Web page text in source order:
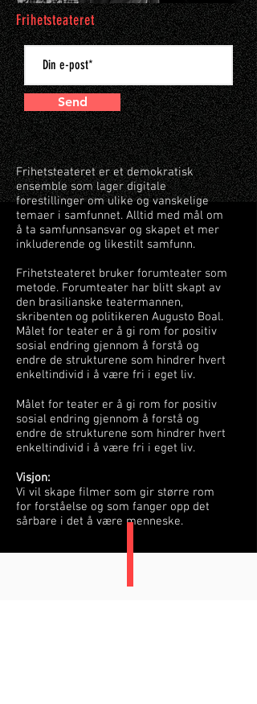
Frihetsteateret
Frihetsteateret er et demokratisk
ensemble som lager digitale
forestillinger om ulike og vanskelige
temaer i samfunnet. Alltid med mål om
å ta samfunnsansvar og skapet et mer
inkluderende og likestilt samfunn.
Frihetsteateret bruker forumteater som
metode. Forumteater har blitt skapt av
den brasilianske teatermannen,
skribenten og politikeren Augusto Boal.
Målet for teater er å gi rom for positiv
sosial endring gjennom å forstå og
endre de strukturene som hindrer hvert
enkeltindivid i å være fri i eget liv.
Målet for teater er å gi rom for positiv
sosial endring gjennom å forstå og
endre de strukturene som hindrer hvert
enkeltindivid i å være fri i eget liv.
Visjon:
Vi vil skape filmer som gir større rom
for forståelse og som fanger opp det
sårbare i det å være menneske.
Send